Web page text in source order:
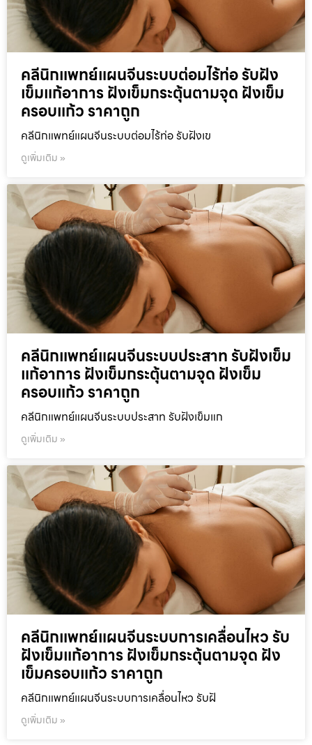
คลีนิกแพทย์แผนจีนระบบต่อมไร้ท่อ รับฝัง
เข็มแก้อาการ ฝังเข็มกระตุ้นตามจุด ฝังเข็ม
ครอบแก้ว ราคาถูก
คลีนิกแพทย์แผนจีนระบบต่อมไร้ท่อ รับฝังเข
ดูเพิ่มเติม »
คลีนิกแพทย์แผนจีนระบบประสาท รับฝังเข็ม
แก้อาการ ฝังเข็มกระตุ้นตามจุด ฝังเข็ม
ครอบแก้ว ราคาถูก
คลีนิกแพทย์แผนจีนระบบประสาท รับฝังเข็มแก
ดูเพิ่มเติม »
คลีนิกแพทย์แผนจีนระบบการเคลื่อนไหว รับ
ฝังเข็มแก้อาการ ฝังเข็มกระตุ้นตามจุด ฝัง
เข็มครอบแก้ว ราคาถูก
คลีนิกแพทย์แผนจีนระบบการเคลื่อนไหว รับฝั
ดูเพิ่มเติม »